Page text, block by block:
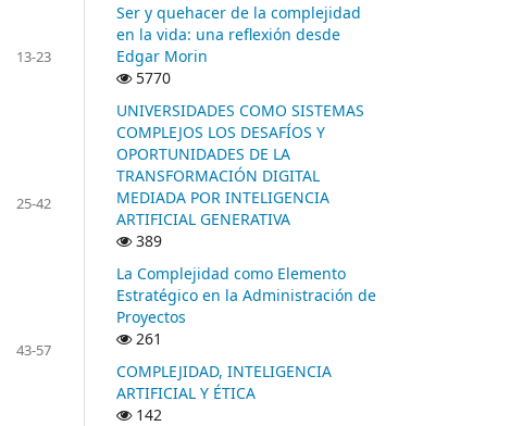
13-23
25-42
43-57
Ser y quehacer de la complejidad
en la vida: una reflexión desde
Edgar Morin
5770
UNIVERSIDADES COMO SISTEMAS
COMPLEJOS LOS DESAFÍOS Y
OPORTUNIDADES DE LA
TRANSFORMACIÓN DIGITAL
MEDIADA POR INTELIGENCIA
ARTIFICIAL GENERATIVA
389
La Complejidad como Elemento
Estratégico en la Administración de
Proyectos
261
COMPLEJIDAD, INTELIGENCIA
ARTIFICIAL Y ÉTICA
142